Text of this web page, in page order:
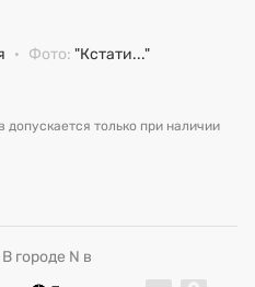
· Фото: "Кстати..."
только при наличии
городе N в